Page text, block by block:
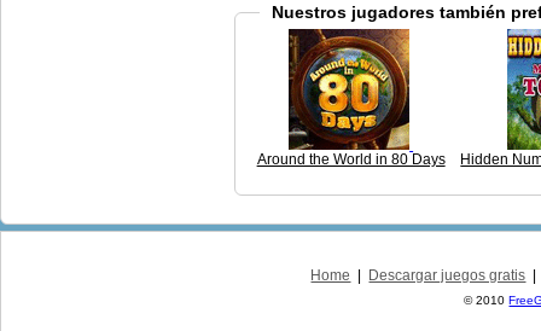
Nuestros jugadores también
Around the World in 80 Days Hidden
Home Descargar juegos gratis
© 2010